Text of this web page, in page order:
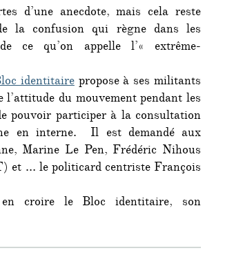
droite
perdue
d’une anecdote, mais cela reste
la confusion qui règne dans les
ce qu’on appelle l’« extrême-
identitairepropose à ses militants
l’attitude du mouvement pendant les
pouvoir participer à la consultation
en interne. Il est demandé aux
Marine Le Pen, Frédéric Nihous
et … le politicard centriste François
croire le Bloc identitaire, son
droite totalement perdue »